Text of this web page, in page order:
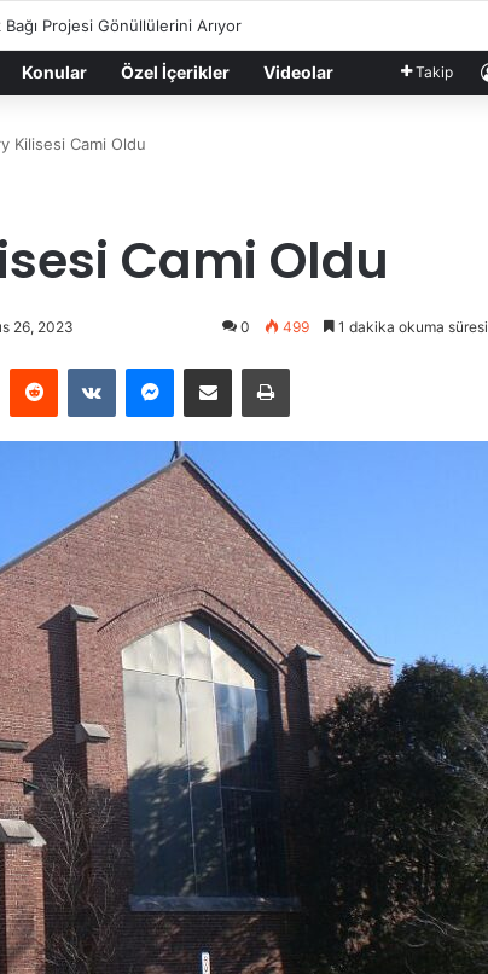
Bağı Projesi Gönüllülerini Arıyor
Konular Özel İçerikler Videolar Takip
Kilisesi Cami Oldu
Cami Oldu
26, 2023 0 499 1 dakika okuma süresi
PinterestReddit VKontakteMessenger
E-Posta ile paylaş Yazdır